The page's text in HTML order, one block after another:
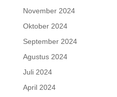
November 2024
Oktober 2024
September 2024
Agustus 2024
Juli 2024
April 2024